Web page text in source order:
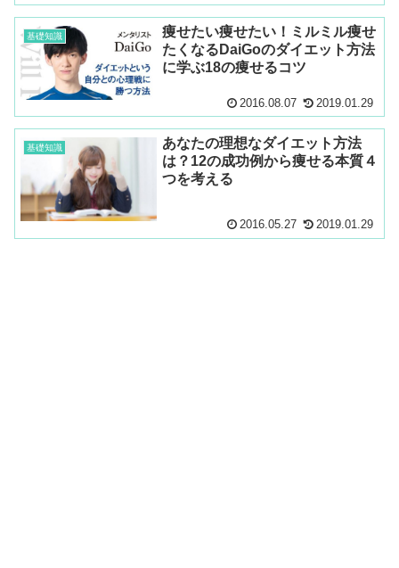
基礎知識
痩せたい痩せたい！ミルミル痩せ
たくなるDaiGoのダイエット方法
に学ぶ18の痩せるコツ
2016.08.07 2019.01.29
基礎知識
あなたの理想なダイエット方法
は？12の成功例から痩せる本質４
つを考える
2016.05.27 2019.01.29